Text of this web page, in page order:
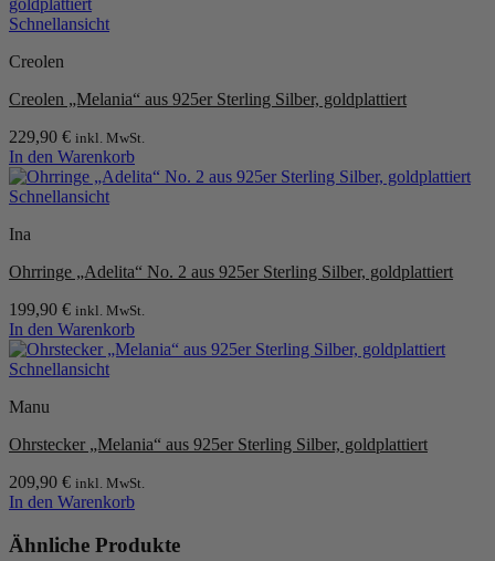
Schnellansicht
Creolen
Creolen „Melania“ aus 925er Sterling Silber, goldplattiert
229,90 € inkl. MwSt.
In den Warenkorb
Schnellansicht
Ina
Ohrringe „Adelita“ No. 2 aus 925er Sterling Silber, goldplattiert
199,90 € inkl. MwSt.
In den Warenkorb
Schnellansicht
Manu
Ohrstecker „Melania“ aus 925er Sterling Silber, goldplattiert
209,90 € inkl. MwSt.
In den Warenkorb
Ähnliche Produkte